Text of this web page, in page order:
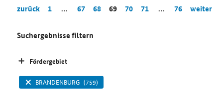
zurück 1 … 67 68 69 70 71 … 76 weiter
Suchergebnisse filtern
Fördergebiet
BRANDENBURG (759)